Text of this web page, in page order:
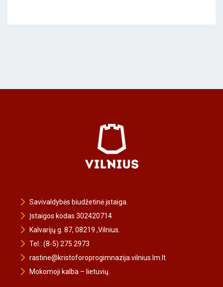
Savivaldybės biudžetinė įstaiga.
Įstaigos kodas 302420714
Kalvarijų g. 87, 08219 ,Vilnius.
Tel.: (8-5) 275 2973
rastine@kristoforoprogimnazija.vilnius.lm.lt
Mokomoji kalba – lietuvių.